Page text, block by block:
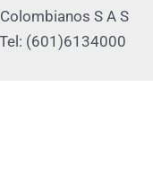
S A S
(601)6134000